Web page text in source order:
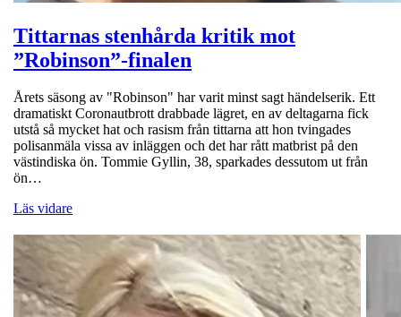
Tittarnas stenhårda kritik mot
”Robinson”-finalen
Årets säsong av "Robinson" har varit minst sagt händelserik. Ett
dramatiskt Coronautbrott drabbade lägret, en av deltagarna fick
utstå så mycket hat och rasism från tittarna att hon tvingades
polisanmäla vissa av inläggen och det har rått matbrist på den
västindiska ön. Tommie Gyllin, 38, sparkades dessutom ut från
ön…
Läs vidare